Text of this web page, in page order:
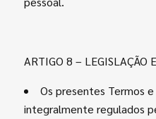
ARTIGO 8 – LEGISLAÇÃO
Os presentes Termos
integralmente regulados